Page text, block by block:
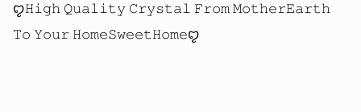
ꨄ𝙷𝚒𝚐𝚑 𝚀𝚞𝚊𝚕𝚒𝚝𝚢 𝙲𝚛𝚢𝚜𝚝𝚊𝚕 𝙵𝚛𝚘𝚖 𝙼𝚘𝚝𝚑𝚎𝚛𝙴𝚊𝚛𝚝𝚑
𝚃𝚘 𝚈𝚘𝚞𝚛 𝙷𝚘𝚖𝚎𝚂𝚠𝚎𝚎𝚝𝙷𝚘𝚖𝚎ꨄ